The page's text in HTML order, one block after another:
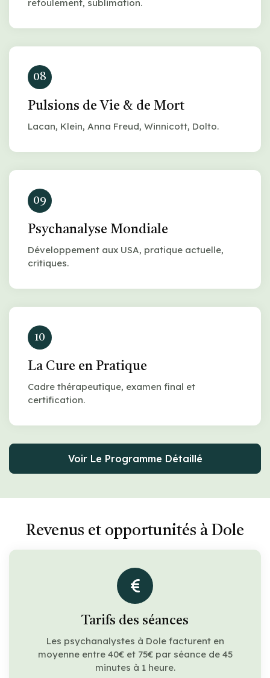
refoulement, sublimation.
08
Pulsions de Vie & de Mort
Lacan, Klein, Anna Freud, Winnicott, Dolto.
09
Psychanalyse Mondiale
Développement aux USA, pratique actuelle,
critiques.
10
La Cure en Pratique
Cadre thérapeutique, examen final et
certification.
Voir Le Programme Détaillé
Revenus et opportunités à Dole
Tarifs des séances
Les psychanalystes à Dole facturent en
moyenne entre 40€ et 75€ par séance de 45
minutes à 1 heure.